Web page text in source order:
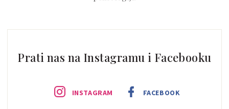
Prati nas na Instagramu i Facebooku
INSTAGRAM FACEBOOK